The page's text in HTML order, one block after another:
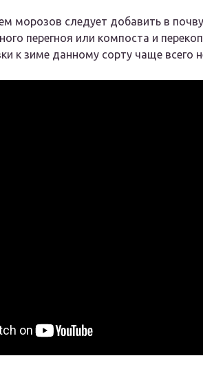
морозов следует добавить в
перегноя или компоста и
к зиме данному сорту чаще всего